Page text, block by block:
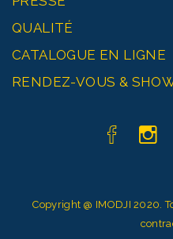
QUALITÉ
CATALOGUE EN LIGNE
RENDEZ-VOUS &
Copyright @ IMODJI 2020.